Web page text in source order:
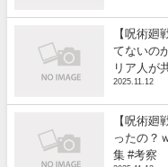
【呪術廻
てないの
リア人が
2025.11.12
【呪術廻
ったの？
集 #考察